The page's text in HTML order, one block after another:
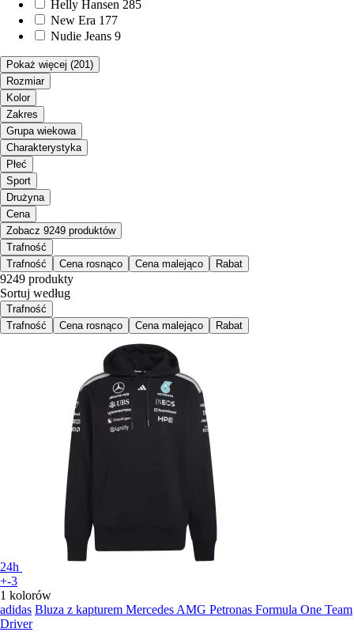
Helly Hansen 285
New Era 177
Nudie Jeans 9
Pokaż więcej (201)
Rozmiar
Kolor
Zakres
Grupa wiekowa
Charakterystyka
Płeć
Sport
Drużyna
Cena
Zobacz 9249 produktów
Trafność
Trafność
Cena rosnąco Cena malejąco Rabat
9249 produkty
Sortuj według
Trafność
Trafność
Cena rosnąco Cena malejąco Rabat
24h
+-3
1 kolorów
adidas Bluza z kapturem Mercedes AMG Petronas Formula One Team
Driver